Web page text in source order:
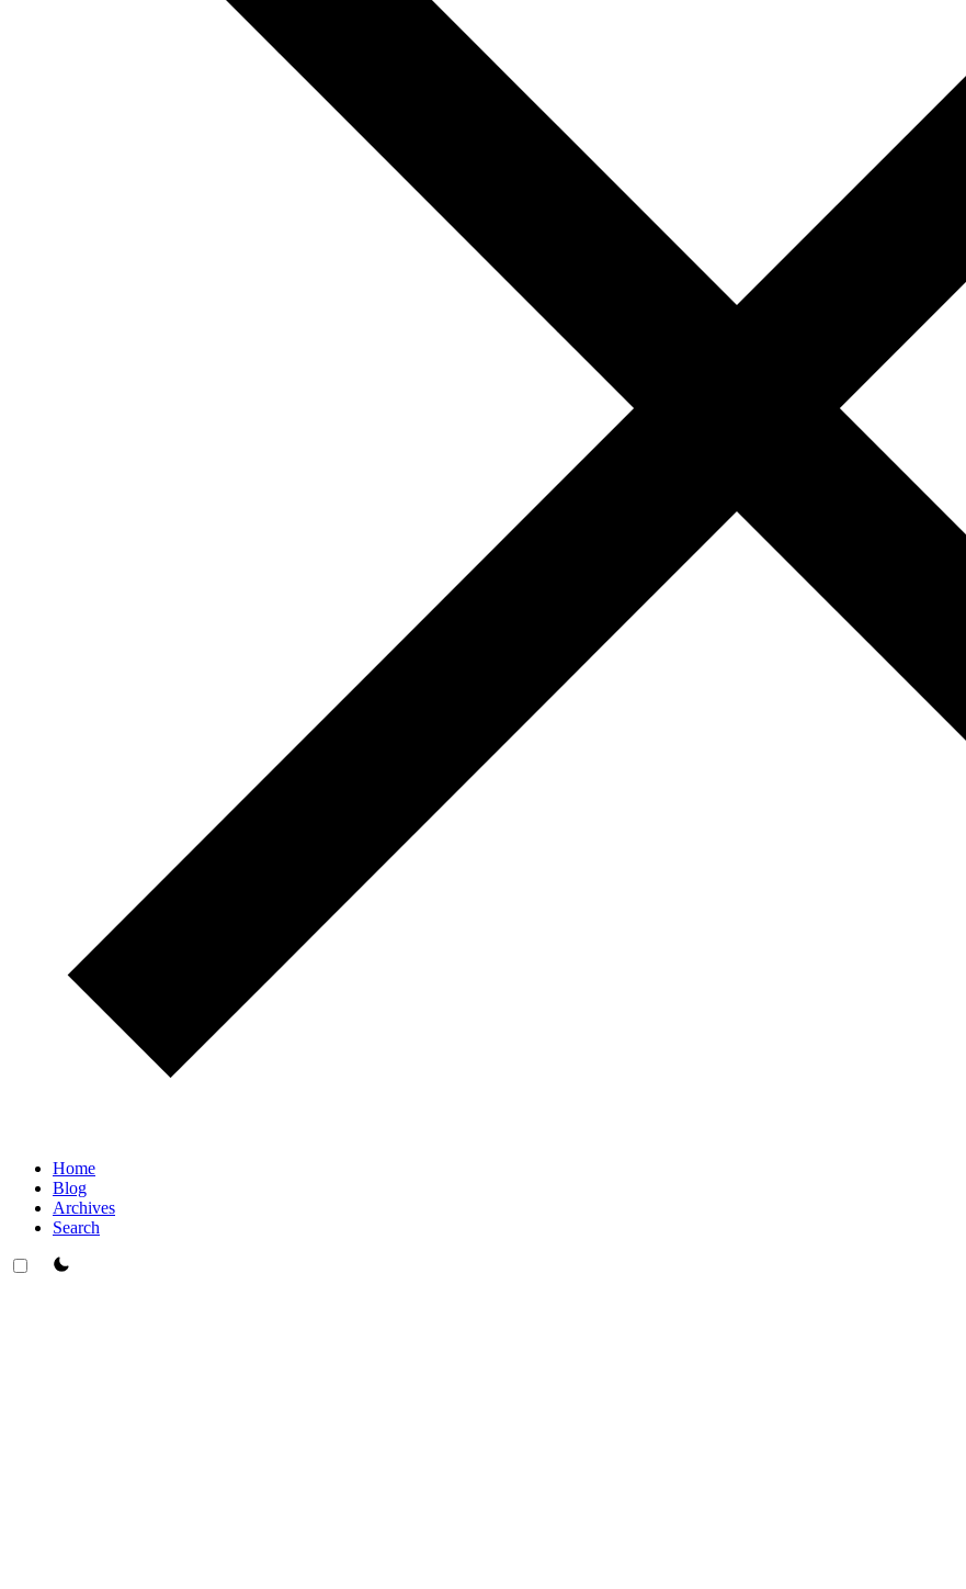
Home
Blog
Archives
Search
theme switcher